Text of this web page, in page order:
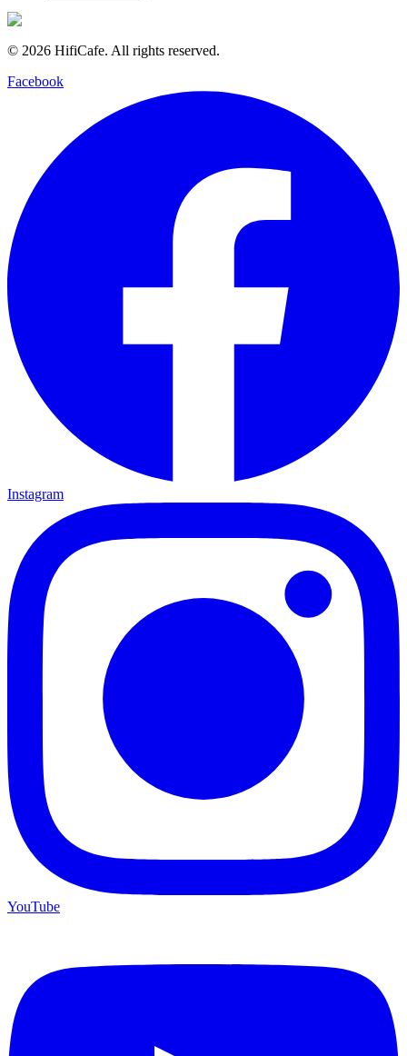
© 2026 HifiCafe. All rights reserved.
Facebook
Instagram
YouTube